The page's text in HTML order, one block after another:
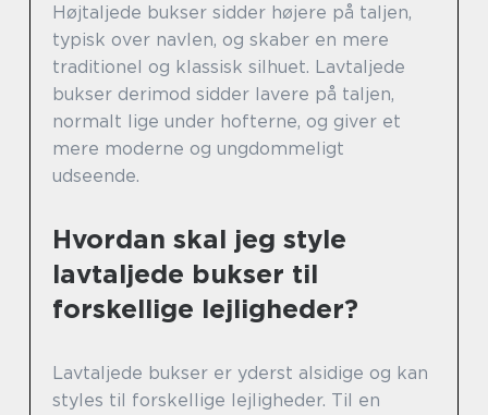
Højtaljede bukser sidder højere på taljen,
typisk over navlen, og skaber en mere
traditionel og klassisk silhuet. Lavtaljede
bukser derimod sidder lavere på taljen,
normalt lige under hofterne, og giver et
mere moderne og ungdommeligt
udseende.
Hvordan skal jeg style
lavtaljede bukser til
forskellige lejligheder?
Lavtaljede bukser er yderst alsidige og kan
styles til forskellige lejligheder. Til en